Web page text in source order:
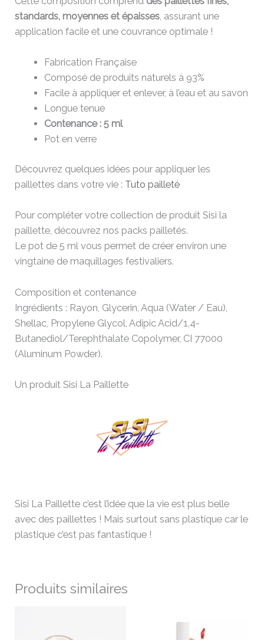
standards, moyennes et épaisses, assurant une
application facile et une couvrance optimale !
Fabrication Française
Composé de produits naturels à 93%
Facile à appliquer et enlever, à l’eau et au savon
Longue tenue
Contenance : 5 ml
Pot en verre
Découvrez quelques idées pour appliquer les
paillettes dans votre vie : Tuto pailleté
Pour compléter votre collection de produit Sisi la
paillette, découvrez nos packs pailletés.
Le pot de 5 ml vous permet de créer environ une
vingtaine de maquillages festivaliers.
Composition et contenance
Ingrédients : Rayon, Glycerin, Aqua (Water / Eau),
Shellac, Propylene Glycol, Adipic Acid/1,4-
Butanediol/Terephthalate Copolymer, CI 77000
(Aluminum Powder).
Un produit Sisi La Paillette
Sisi La Paillette c’est l’idée que la vie est plus belle
avec des paillettes ! Mais surtout sans plastique car le
plastique c’est pas fantastique !
Produits similaires